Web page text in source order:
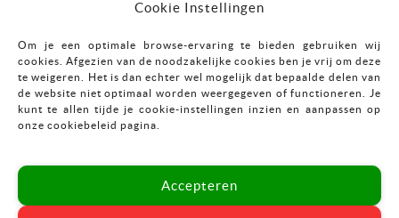
Cookie Instellingen
Om je een optimale browse-ervaring te bieden gebruiken wij
cookies. Afgezien van de noodzakelijke cookies ben je vrij om deze
te weigeren. Het is dan echter wel mogelijk dat bepaalde delen van
de website niet optimaal worden weergegeven of functioneren. Je
kunt te allen tijde je cookie-instellingen inzien en aanpassen op
onze cookiebeleid pagina.
Accepteren
Praktisch, doordacht, stijlvol en flexibel.
CONTACT
Mekkelholtsweg 7
E:info@vastgoedinrichting.nl